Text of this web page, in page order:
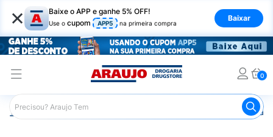
× Baixe o APP e ganhe 5% OFF!
Use o cupom APP5 na primeira compra
Baixar
0
Araujo Saúde e Bem Estar